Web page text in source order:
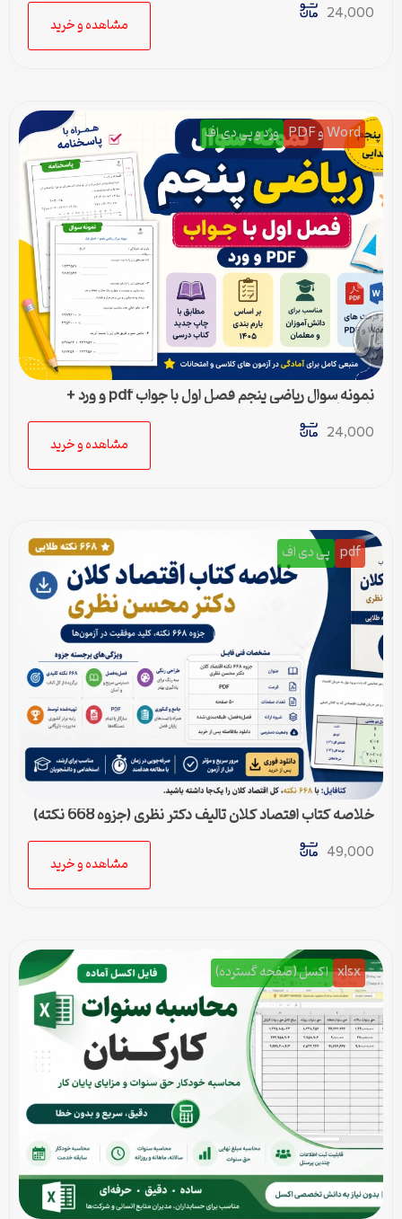
24,000
مشاهده و خرید
Word و PDF ورد و پی دی اف
نمونه سوال ریاضی پنجم فصل اول با جواب pdf و ورد +
پاسخنامه
24,000
مشاهده و خرید
pdf پی دی اف
خلاصه کتاب اقتصاد کلان تالیف دکتر نظری (جزوه 668 نکته)
49,000
مشاهده و خرید
xlsx اکسل (صفحه گسترده)